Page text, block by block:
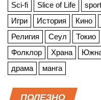
Sci-fi
Slice of Life sport
Игри
История Кино
Религия
Сеул Токио
Фолклор
Храна
драма
манга
ПОЛЕЗНО